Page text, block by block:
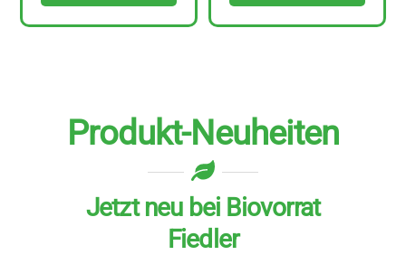
Produkt-Neuheiten
Jetzt neu bei Biovorrat
Fiedler